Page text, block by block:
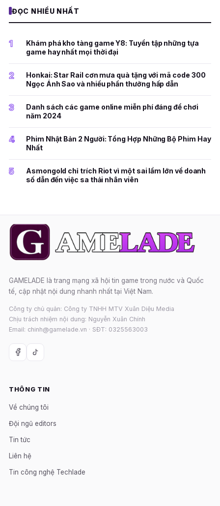
ĐỌC NHIỀU NHẤT
1
Khám phá kho tàng game Y8: Tuyển tập những tựa
game hay nhất mọi thời đại
2
Honkai: Star Rail cơn mưa quà tặng với mã code 300
Ngọc Ánh Sao và nhiều phần thưởng hấp dẫn
3
Danh sách các game online miễn phí đáng để chơi
năm 2024
4
Phim Nhật Bản 2 Người: Tổng Hợp Những Bộ Phim Hay
Nhất
5
Asmongold chỉ trích Riot vì một sai lầm lớn về doanh
số dẫn đến việc sa thải nhân viên
GAMELADE là trang mạng xã hội tin game trong nước và Quốc
tế, cập nhật nội dung nhanh nhất tại Việt Nam.
Công ty chủ quản: Công ty TNHH MTV Xuân Diệu Media
Chịu trách nhiệm nội dung: Nguyễn Xuân Chính
Email: chinh@gamelade.vn · SĐT: 0325563003
THÔNG TIN
Về chúng tôi
Đội ngũ editors
Tin tức
Liên hệ
Tin công nghệ Techlade